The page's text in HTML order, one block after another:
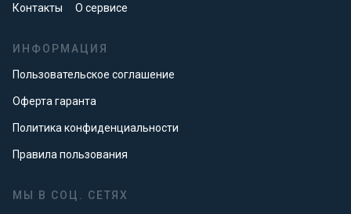
Контакты О сервисе
ИНФОРМАЦИЯ
Пользовательское соглашение
Оферта гаранта
Политика конфиденциальности
Правила пользования
МЫ В СОЦ. СЕТЯХ